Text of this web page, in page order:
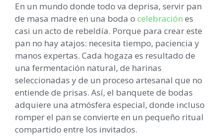
En un mundo donde todo va deprisa, servir pan
de masa madre en una boda o celebración es
casi un acto de rebeldía. Porque para crear este
pan no hay atajos: necesita tiempo, paciencia y
manos expertas. Cada hogaza es resultado de
una fermentación natural, de harinas
seleccionadas y de un proceso artesanal que no
entiende de prisas. Así, el banquete de bodas
adquiere una atmósfera especial, donde incluso
romper el pan se convierte en un pequeño ritual
compartido entre los invitados.